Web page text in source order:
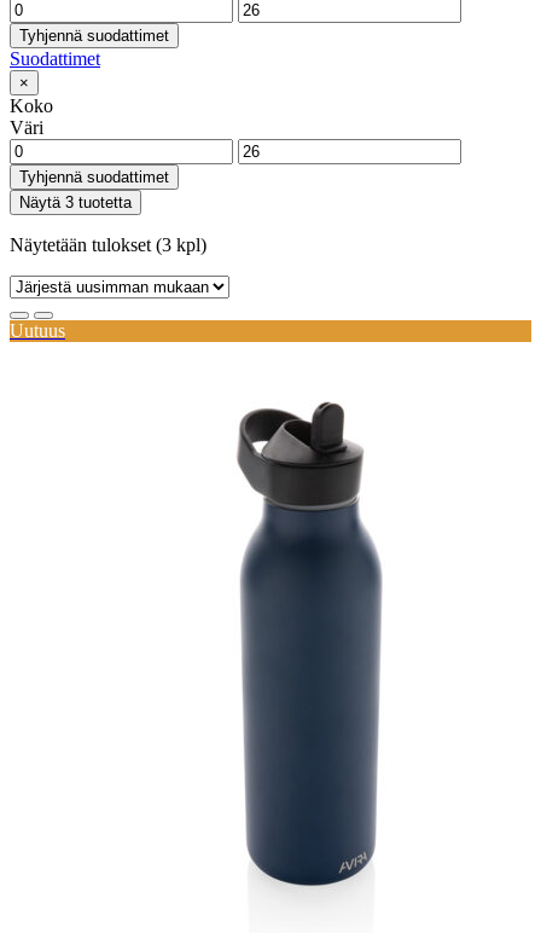
Tyhjennä suodattimet
Suodattimet
×
Koko
Väri
Tyhjennä suodattimet
Näytä 3 tuotetta
Näytetään tulokset (3 kpl)
Uutuus